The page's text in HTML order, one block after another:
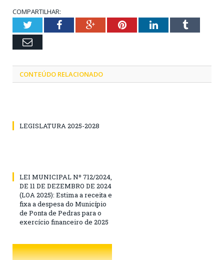
COMPARTILHAR:
TwitterFacebookGoogle+PinterestLinkedInTumblr
Email
CONTEÚDO RELACIONADO
LEGISLATURA 2025-2028
LEI MUNICIPAL Nº 712/2024,
DE 11 DE DEZEMBRO DE 2024
(LOA 2025): Estima a receita e
fixa a despesa do Município
de Ponta de Pedras para o
exercício financeiro de 2025